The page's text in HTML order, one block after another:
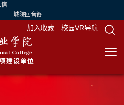
信
城院回音阁
加入收藏 校园VR导航